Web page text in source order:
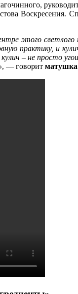
Воскресения.
этого
практику, и
– не просто
, — говорит